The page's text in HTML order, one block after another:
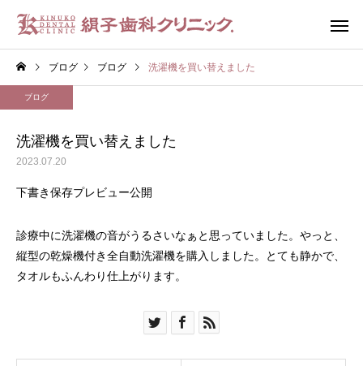
むし歯
審美歯科
ブログ ブログ 洗濯機を買い替えました
ブログ
洗濯機を買い替えました
2023.07.20
下書き保存プレビュー公開
診療中に洗濯機の音がうるさいなぁと思っていました。やっと、
縦型の乾燥機付き全自動洗濯機を購入しました。とても静かで、
タオルもふんわり仕上がります。